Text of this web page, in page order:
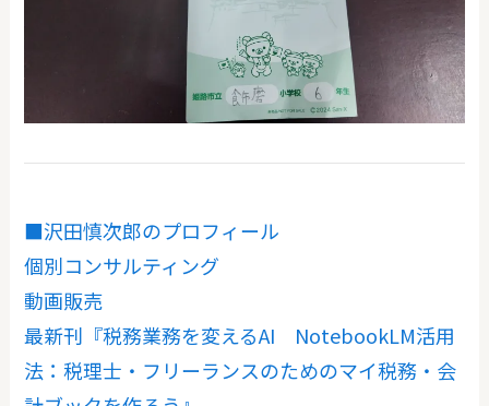
■沢田慎次郎のプロフィール
個別コンサルティング
動画販売
最新刊『税務業務を変えるAI NotebookLM活用
法：税理士・フリーランスのためのマイ税務・会